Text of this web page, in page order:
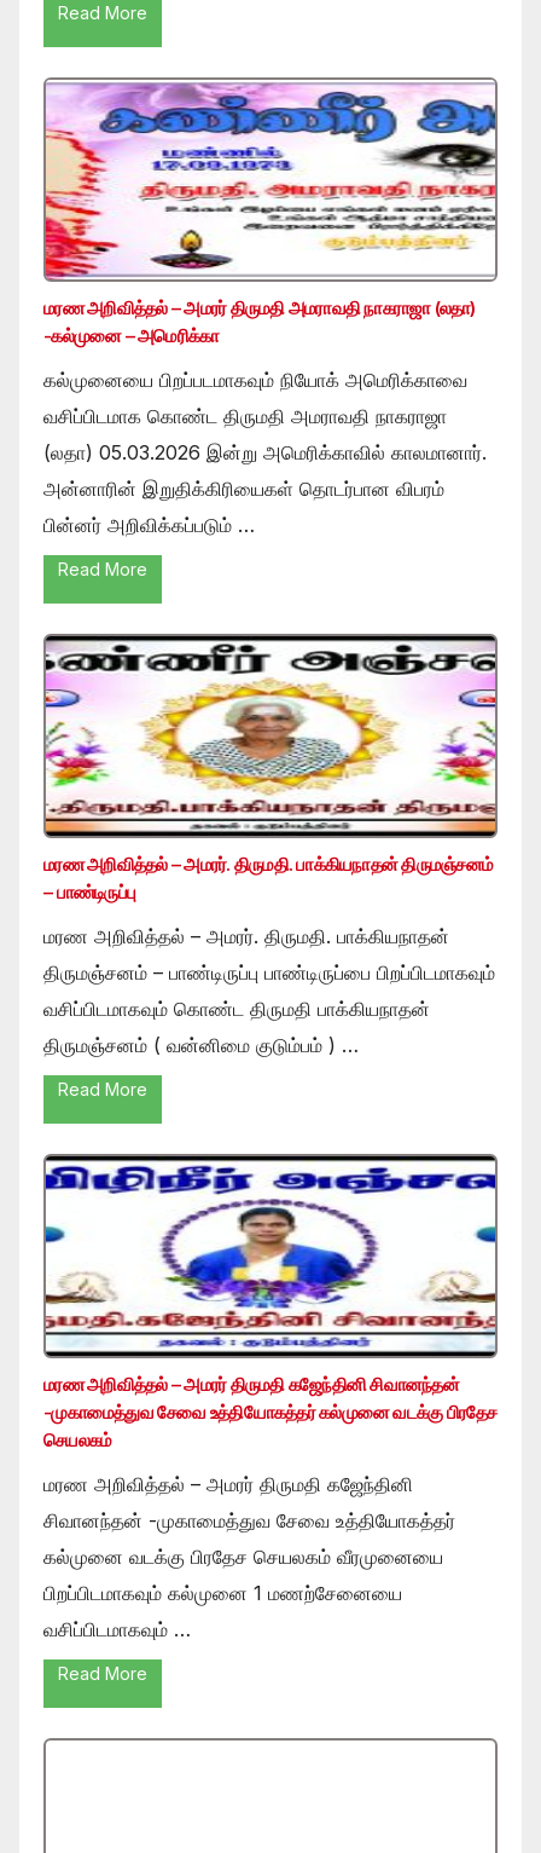
Read More
மரண அறிவித்தல் – அமரர் திருமதி அமராவதி நாகராஜா (லதா)
-கல்முனை – அமெரிக்கா
கல்முனையை பிறப்படமாகவும் நியோக் அமெரிக்காவை
வசிப்பிடமாக கொண்ட திருமதி அமராவதி நாகராஜா
(லதா) 05.03.2026 இன்று அமெரிக்காவில் காலமானார்.
அன்னாரின் இறுதிக்கிரியைகள் தொடர்பான விபரம்
பின்னர் அறிவிக்கப்படும் …
Read More
மரண அறிவித்தல் – அமரர். திருமதி. பாக்கியநாதன் திருமஞ்சனம்
– பாண்டிருப்பு
மரண அறிவித்தல் – அமரர். திருமதி. பாக்கியநாதன்
திருமஞ்சனம் – பாண்டிருப்பு பாண்டிருப்பை பிறப்பிடமாகவும்
வசிப்பிடமாகவும் கொண்ட திருமதி பாக்கியநாதன்
திருமஞ்சனம் ( வன்னிமை குடும்பம் ) …
Read More
மரண அறிவித்தல் – அமரர் திருமதி கஜேந்தினி சிவானந்தன்
-முகாமைத்துவ சேவை உத்தியோகத்தர் கல்முனை வடக்கு பிரதேச
செயலகம்
மரண அறிவித்தல் – அமரர் திருமதி கஜேந்தினி
சிவானந்தன் -முகாமைத்துவ சேவை உத்தியோகத்தர்
கல்முனை வடக்கு பிரதேச செயலகம் வீரமுனையை
பிறப்பிடமாகவும் கல்முனை 1 மணற்சேனையை
வசிப்பிடமாகவும் …
Read More